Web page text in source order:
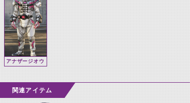
アナザージオウ
関連アイテム